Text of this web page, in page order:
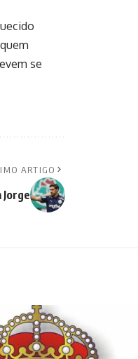
se
ARTIGO